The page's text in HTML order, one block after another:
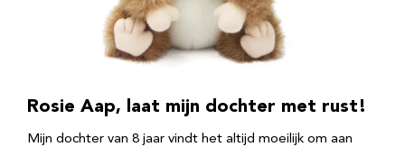
Rosie Aap, laat mijn dochter met rust!
Mijn dochter van 8 jaar vindt het altijd moeilijk om aan